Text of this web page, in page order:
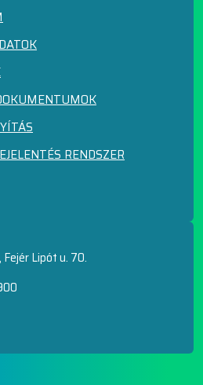
RENDSZER
Fejér Lipót u. 70.